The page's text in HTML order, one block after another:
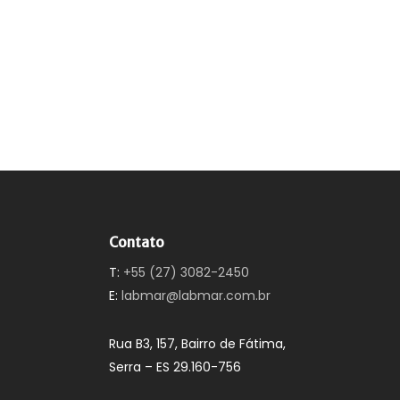
Contato
T: +55 (27) 3082-2450
E:labmar@labmar.com.br
Rua B3, 157, Bairro de Fátima,
Serra – ES 29.160-756